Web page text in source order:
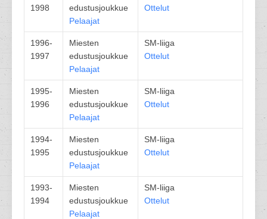
1998
edustusjoukkue
Pelaajat
Ottelut
1996-
1997
Miesten
edustusjoukkue
Pelaajat
SM-liiga
Ottelut
1995-
1996
Miesten
edustusjoukkue
Pelaajat
SM-liiga
Ottelut
1994-
1995
Miesten
edustusjoukkue
Pelaajat
SM-liiga
Ottelut
1993-
1994
Miesten
edustusjoukkue
Pelaajat
SM-liiga
Ottelut